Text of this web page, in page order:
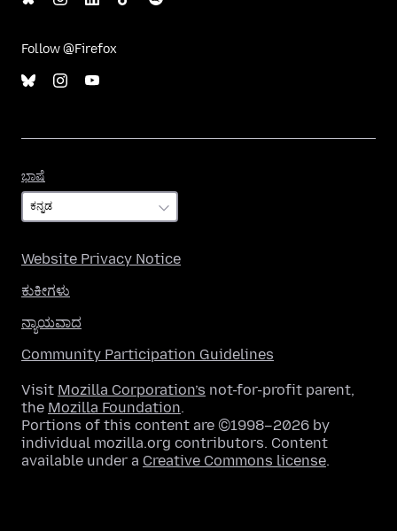
Follow @Firefox
ಭಾಷೆ
Website Privacy Notice
ಕುಕೀಗಳು
ನ್ಯಾಯವಾದ
Community Participation Guidelines
Visit Mozilla Corporation’s not-for-profit parent,
the Mozilla Foundation.
Portions of this content are ©1998–2026 by
individual mozilla.org contributors. Content
available under a Creative Commons license.